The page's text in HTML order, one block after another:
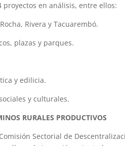
proyectos en análisis, entre ellos:
Rivera y Tacuarembó.
plazas y parques.
y edilicia.
y culturales.
RURALES PRODUCTIVOS
Sectorial de